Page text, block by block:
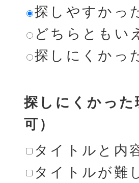
探しやすかっ
どちらともい
探しにくかっ
探しにくかっ
可）
タイトルと内
タイトルが難